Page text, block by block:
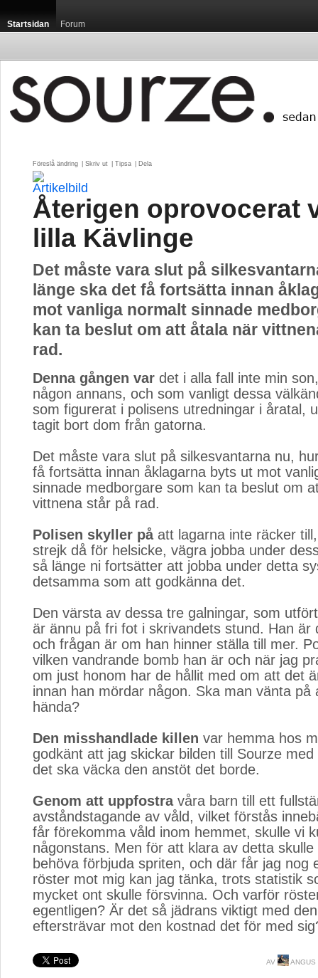
Startsidan Forum
Föreslå ändring Skriv ut Tipsa Dela
Återigen oprovocerat
lilla Kävlinge
Det måste vara slut på
länge ska det få fortsätta innan
mot vanliga normalt sinnade
kan ta beslut om att åtala när
rad.
Denna gången var det i alla fall inte min
någon annans, och som vanligt dessa
som figurerat i polisens utredningar i åratal,
tagit bort dom från gatorna.
Det måste vara slut på silkesvantarna nu,
få fortsätta innan åklagarna byts ut mot
sinnade medborgare som kan ta beslut om
vittnena står på rad.
Polisen skyller påatt lagarna inte räcker
strejk då för helsicke, vägra jobba under
så länge ni fortsätter att jobba under detta
detsamma som att godkänna det.
Den värsta av dessa tre galningar, som
är ännu på fri fot i skrivandets stund. Han är
och frågan är om han hinner ställa till mer.
vilken vandrande bomb han är och när jag
om just honom har de hållit med om att det
innan han mördar någon. Ska man vänta på
hända?
Den misshandlade killen var hemma hos
godkänt att jag skickar bilden till Sourze
det ska väcka den anstöt det borde.
Genom att uppfostravåra barn till ett
avståndstagande av våld, vilket förstås
får förekomma våld inom hemmet, skulle vi
någonstans. Men för att klara av detta
behöva förbjuda spriten, och där får jag nog
röster mot mig kan jag tänka, trots statistik
mycket ont skulle försvinna. Och varför
egentligen? Är det så jädrans viktigt med
eftersträvar mot den kostnad det för med
AV ANGUS